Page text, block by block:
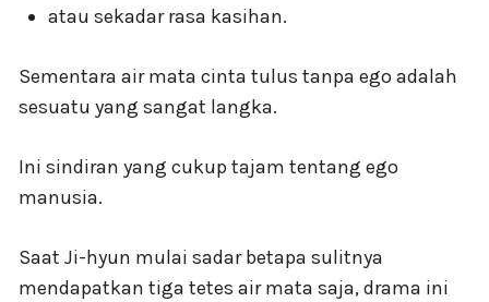
atau sekadar rasa kasihan.
Sementara air mata cinta tulus tanpa ego adalah
sesuatu yang sangat langka.
Ini sindiran yang cukup tajam tentang ego
manusia.
Saat Ji-hyun mulai sadar betapa sulitnya
mendapatkan tiga tetes air mata saja, drama ini